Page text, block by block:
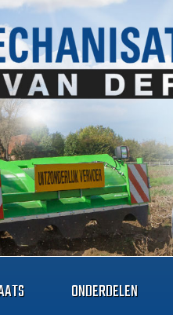
ONDERDELEN